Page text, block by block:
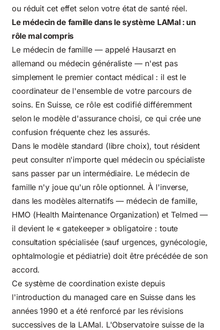
ou réduit cet effet selon votre état de santé réel.
Le médecin de famille dans le système LAMal : un
rôle mal compris
Le médecin de famille — appelé Hausarzt en
allemand ou médecin généraliste — n'est pas
simplement le premier contact médical : il est le
coordinateur de l'ensemble de votre parcours de
soins. En Suisse, ce rôle est codifié différemment
selon le modèle d'assurance choisi, ce qui crée une
confusion fréquente chez les assurés.
Dans le modèle standard (libre choix), tout résident
peut consulter n'importe quel médecin ou spécialiste
sans passer par un intermédiaire. Le médecin de
famille n'y joue qu'un rôle optionnel. À l'inverse,
dans les modèles alternatifs — médecin de famille,
HMO (Health Maintenance Organization) et Telmed —
il devient le « gatekeeper » obligatoire : toute
consultation spécialisée (sauf urgences, gynécologie,
ophtalmologie et pédiatrie) doit être précédée de son
accord.
Ce système de coordination existe depuis
l'introduction du managed care en Suisse dans les
années 1990 et a été renforcé par les révisions
successives de la LAMal. L'Observatoire suisse de la